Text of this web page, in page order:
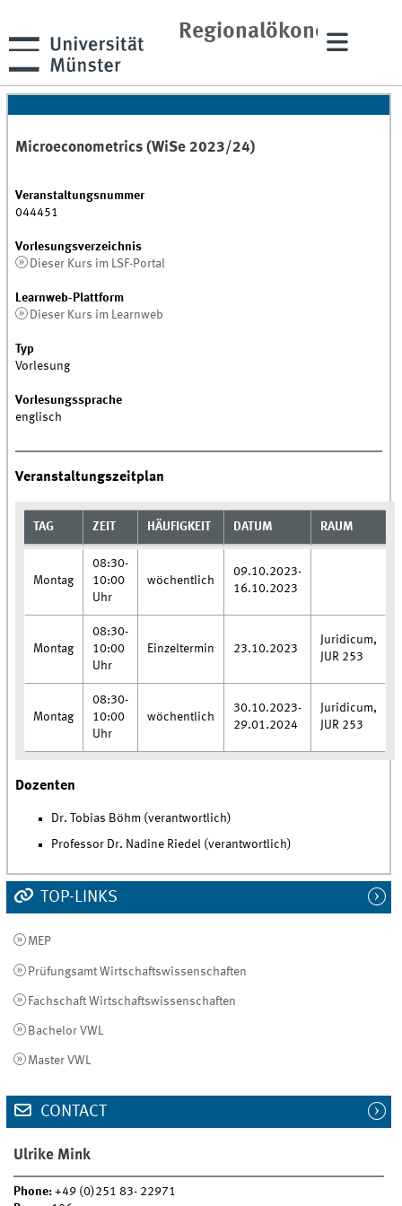
Regionalökonomik
Microeconometrics (WiSe 2023/24)
Veranstaltungsnummer
044451
Vorlesungsverzeichnis
Dieser Kurs im LSF-Portal
Learnweb-Plattform
Dieser Kurs im Learnweb
Typ
Vorlesung
Vorlesungssprache
englisch
Veranstaltungszeitplan
TAG ZEIT HÄUFIGKEIT DATUM RAUM
Montag
08:30-
10:00
Uhr
wöchentlich
09.10.2023-
16.10.2023
Montag
08:30-
10:00
Uhr
Einzeltermin 23.10.2023
Juridicum,
JUR 253
Montag
08:30-
10:00
Uhr
wöchentlich
30.10.2023-
29.01.2024
Juridicum,
JUR 253
Dozenten
Dr. Tobias Böhm (verantwortlich)
Professor Dr. Nadine Riedel (verantwortlich)
TOP-LINKS
MEP
Prüfungsamt Wirtschaftswissenschaften
Fachschaft Wirtschaftswissenschaften
Bachelor VWL
Master VWL
CONTACT
Ulrike Mink
Phone: +49 (0)251 83- 22971